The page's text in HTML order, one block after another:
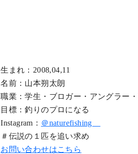
生まれ：2008,04,11
名前：山本朔太朗
職業：学生・ブロガー・アングラー
目標：釣りのプロになる
Instagram： ＠naturefishing__
＃伝説の１匹を追い求め
お問い合わせはこちら